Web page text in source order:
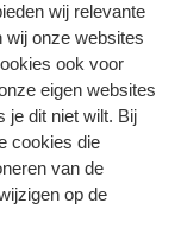
wij relevante
wij onze websites
ook voor
eigen websites
je dit niet wilt. Bij
cookies die
van de
op de